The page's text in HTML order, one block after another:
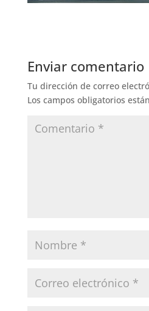
Enviar comentario
Tu dirección de correo
Los campos obligatorios